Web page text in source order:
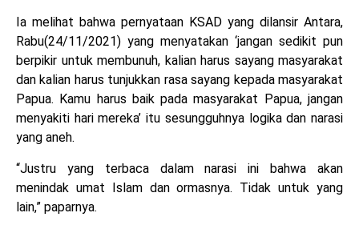
Ia melihat bahwa pernyataan KSAD yang dilansir Antara,
Rabu(24/11/2021) yang menyatakan ‘jangan sedikit pun
berpikir untuk membunuh, kalian harus sayang masyarakat
dan kalian harus tunjukkan rasa sayang kepada masyarakat
Papua. Kamu harus baik pada masyarakat Papua, jangan
menyakiti hari mereka’ itu sesungguhnya logika dan narasi
yang aneh.
“Justru yang terbaca dalam narasi ini bahwa akan
menindak umat Islam dan ormasnya. Tidak untuk yang
lain,” paparnya.